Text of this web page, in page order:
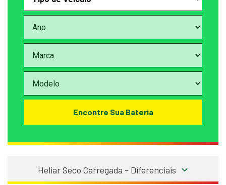
Encontre Sua Bateria
Heliar Seco Carregada - Diferenciais